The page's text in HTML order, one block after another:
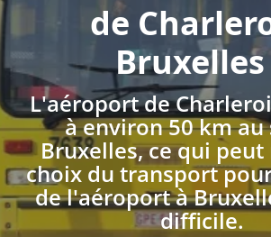
de
Bruxelles
L'aéroport de
à environ 50 km au
Bruxelles, ce qui
choix du transport
de l'aéroport à
difficile.